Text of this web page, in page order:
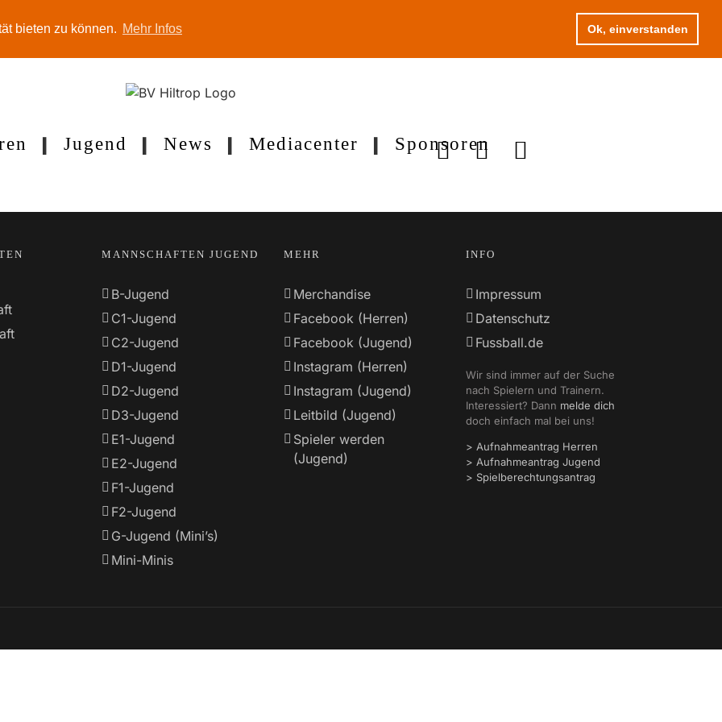
bieten zu können. Mehr Infos Ok, einverstanden
Jugend News Mediacenter Sponsoren
MANNSCHAFTEN JUGEND
B-Jugend
C1-Jugend
C2-Jugend
D1-Jugend
D2-Jugend
D3-Jugend
E1-Jugend
E2-Jugend
F1-Jugend
F2-Jugend
G-Jugend (Mini’s)
Mini-Minis
MEHR
Merchandise
Facebook (Herren)
Facebook (Jugend)
Instagram (Herren)
Instagram (Jugend)
Leitbild (Jugend)
Spieler werden
(Jugend)
INFO
Impressum
Datenschutz
Fussball.de
Wir sind immer auf der Suche
nach Spielern und Trainern.
Interessiert? Dann melde dich
doch einfach mal bei uns!
> Aufnahmeantrag Herren
> Aufnahmeantrag Jugend
> Spielberechtungsantrag